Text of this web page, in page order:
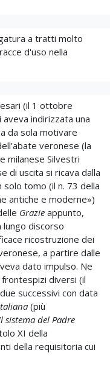
a tratti molto
d'uso nella
(il 1 ottobre
indirizzata una
da sola motivare
veronese (la
milanese Silvestri
di uscita si ricava dalla
tomo (il n. 73 della
antiche e moderne»)
Grazie appunto,
lungo discorso
ricostruzione dei
a partire dalle
dato impulso. Ne
diversi (il
successivi con data
(più
sistema del Padre
XI della
della requisitoria cui